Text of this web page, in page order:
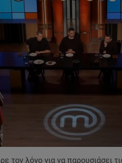
τον λόγο για να παρουσιάσει